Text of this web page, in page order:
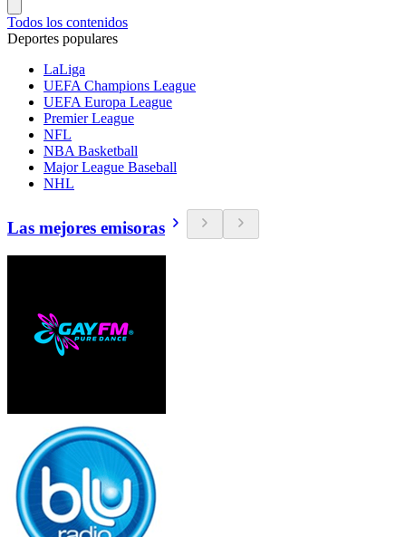
Todos los contenidos
Deportes populares
LaLiga
UEFA Champions League
UEFA Europa League
Premier League
NFL
NBA Basketball
Major League Baseball
NHL
Las mejores emisoras